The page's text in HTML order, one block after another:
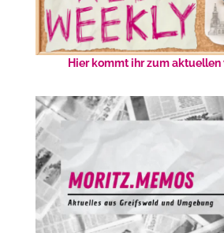
Hier kommt ihr zum